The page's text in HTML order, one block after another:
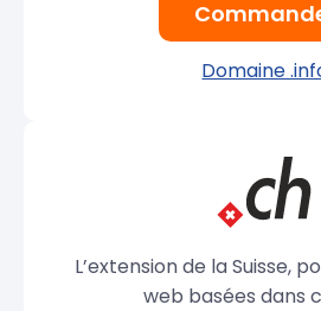
Domaine
L’extension de la Suisse,
web basées dans